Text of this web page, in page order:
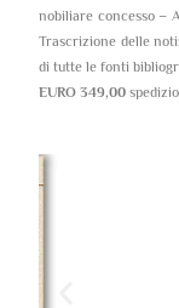
nobiliare concesso –
Trascrizione delle
di tutte le fonti
EURO 349,00